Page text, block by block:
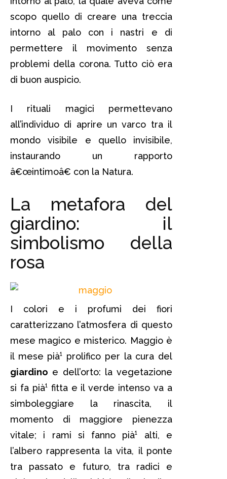
scopo quello di creare una treccia
intorno al palo con i nastri e di
permettere il movimento senza
problemi della corona. Tutto ciò era
di buon auspicio.
I rituali magici permettevano
all’individuo di aprire un varco tra il
mondo visibile e quello invisibile,
instaurando un rapporto
â€œintimoâ€ con la Natura.
La metafora del
giardino: il
simbolismo della
rosa
I colori e i profumi dei fiori
caratterizzano l’atmosfera di questo
mese magico e misterico. Maggio è
il mese pià¹ prolifico per la cura del
giardino e dell’orto: la vegetazione
si fa pià¹ fitta e il verde intenso va a
simboleggiare la rinascita, il
momento di maggiore pienezza
vitale; i rami si fanno pià¹ alti, e
l’albero rappresenta la vita, il ponte
tra passato e futuro, tra radici e